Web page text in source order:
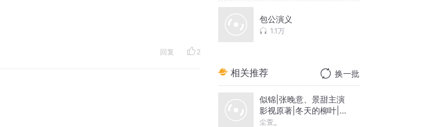
回复 2
包公演义
1.1万
相关推荐 换一批
似锦|张晚意、景甜主演
影视原著|冬天的柳叶|尘
萱&雪月之下领衔|多人
尘萱_